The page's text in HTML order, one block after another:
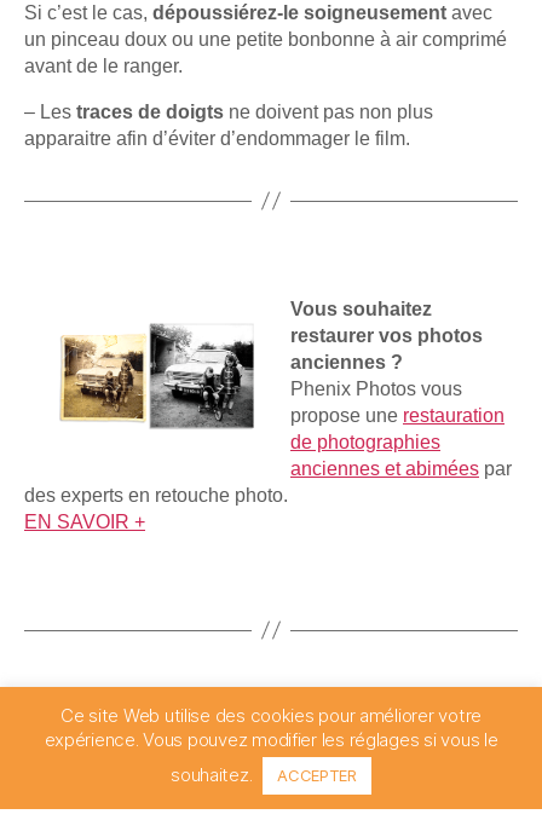
Si c’est le cas, dépoussiérez-le soigneusement avec
un pinceau doux ou une petite bonbonne à air comprimé
avant de le ranger.
– Les traces de doigts ne doivent pas non plus
apparaitre afin d’éviter d’endommager le film.
Vous souhaitez
restaurer vos photos
anciennes ?
Phenix Photos vous
propose une restauration
de photographies
anciennes et abimées par
des experts en retouche photo.
EN SAVOIR +
Phenix Photos
Ce site Web utilise des cookies pour améliorer votre
expérience. Vous pouvez modifier les réglages si vous le
souhaitez.
ACCEPTER